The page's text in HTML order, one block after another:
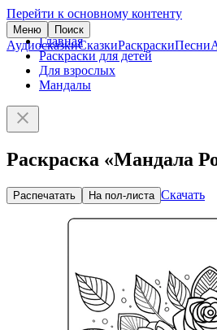
Перейти к основному контенту
Меню Поиск
АудиосказкиСказкиРаскраскиПесни
Главная
Раскраски для детей
Для взрослых
Мандалы
Раскраска «Мандала
Распечатать На пол-листа Скачать